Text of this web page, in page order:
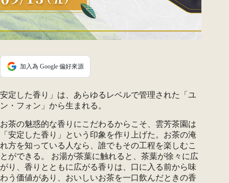
加入為 Google 偏好來源
安定した香り」は、あらゆるレベルで管理された「ユ
ン・フォン」から生まれる。
お茶の魅惑的な香りにこだわるからこそ、雲芳茶園は
「安定した香り」という印象を作り上げた。お茶の淹
れ方を知っている人なら、誰でもその工程を楽しむこ
とができる。 お湯が茶葉に触れると、茶葉が徐々に広
がり、香りとともに広がる香りは、口に入る前から味
わう価値があり、おいしいお茶を一口飲んだときの香